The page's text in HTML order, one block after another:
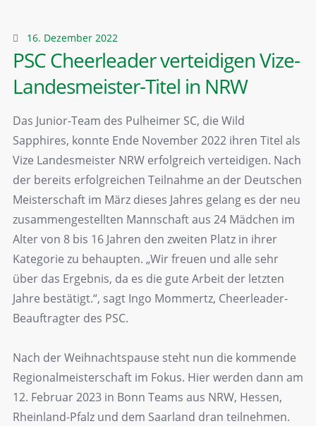
16. Dezember 2022
PSC Cheerleader verteidigen Vize-
Landesmeister-Titel in NRW
Das Junior-Team des Pulheimer SC, die Wild
Sapphires, konnte Ende November 2022 ihren Titel als
Vize Landesmeister NRW erfolgreich verteidigen. Nach
der bereits erfolgreichen Teilnahme an der Deutschen
Meisterschaft im März dieses Jahres gelang es der neu
zusammengestellten Mannschaft aus 24 Mädchen im
Alter von 8 bis 16 Jahren den zweiten Platz in ihrer
Kategorie zu behaupten. „Wir freuen und alle sehr
über das Ergebnis, da es die gute Arbeit der letzten
Jahre bestätigt.“, sagt Ingo Mommertz, Cheerleader-
Beauftragter des PSC.
Nach der Weihnachtspause steht nun die kommende
Regionalmeisterschaft im Fokus. Hier werden dann am
12. Februar 2023 in Bonn Teams aus NRW, Hessen,
Rheinland-Pfalz und dem Saarland dran teilnehmen.